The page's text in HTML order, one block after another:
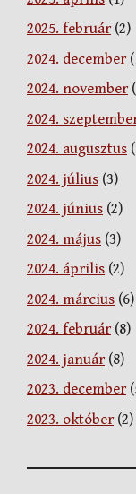
2025. február(2)
2024. december
2024. november
2024.
2024. augusztus
2024. július (3)
2024. június (2)
2024. május (3)
2024. április (2)
2024. március (6)
2024. február(8)
2024. január(8)
2023. december
2023. október(2)